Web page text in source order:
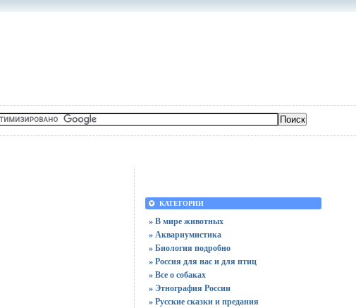
КАТЕГОРИИ
» В мире животных
» Аквариумистика
» Биология подробно
» Россия для нас и для птиц
» Все о собаках
» Этнография России
» Русские сказки и предания